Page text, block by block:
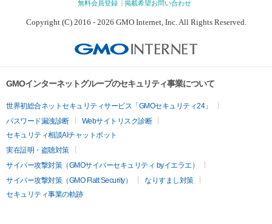
無料会員登録
掲載希望お問い合わせ
Copyright (C) 2016 - 2026 GMO Internet, Inc. All Rights Reserved.
GMOインターネットグループのセキュリティ事業について
世界初総合ネットセキュリティサービス「GMOセキュリティ24」
パスワード漏洩診断
Webサイトリスク診断
セキュリティ相談AIチャットボット
実在証明・盗聴対策
サイバー攻撃対策（GMOサイバーセキュリティ byイエラエ）
サイバー攻撃対策（GMO Flatt Security）
なりすまし対策
セキュリティ事業の軌跡